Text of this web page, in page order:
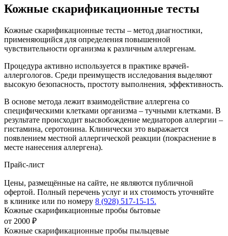
Кожные скарификационные тесты
Кожные скарификационные тесты – метод диагностики,
применяющийся для определения повышенной
чувствительности организма к различным аллергенам.
Процедура активно используется в практике врачей-
аллергологов. Среди преимуществ исследования выделяют
высокую безопасность, простоту выполнения, эффективность.
В основе метода лежит взаимодействие аллергена со
специфическими клетками организма – тучными клетками. В
результате происходит высвобождение медиаторов аллергии –
гистамина, серотонина. Клинически это выражается
появлением местной аллергической реакции (покраснение в
месте нанесения аллергена).
Прайс-лист
Цены, размещённые на сайте, не являются публичной
офертой. Полный перечень услуг и их стоимость уточняйте
в клинике или по номеру 8 (928) 517-15-15.
Кожные скарификационные пробы бытовые
от 2000 ₽
Кожные скарификационные пробы пыльцевые